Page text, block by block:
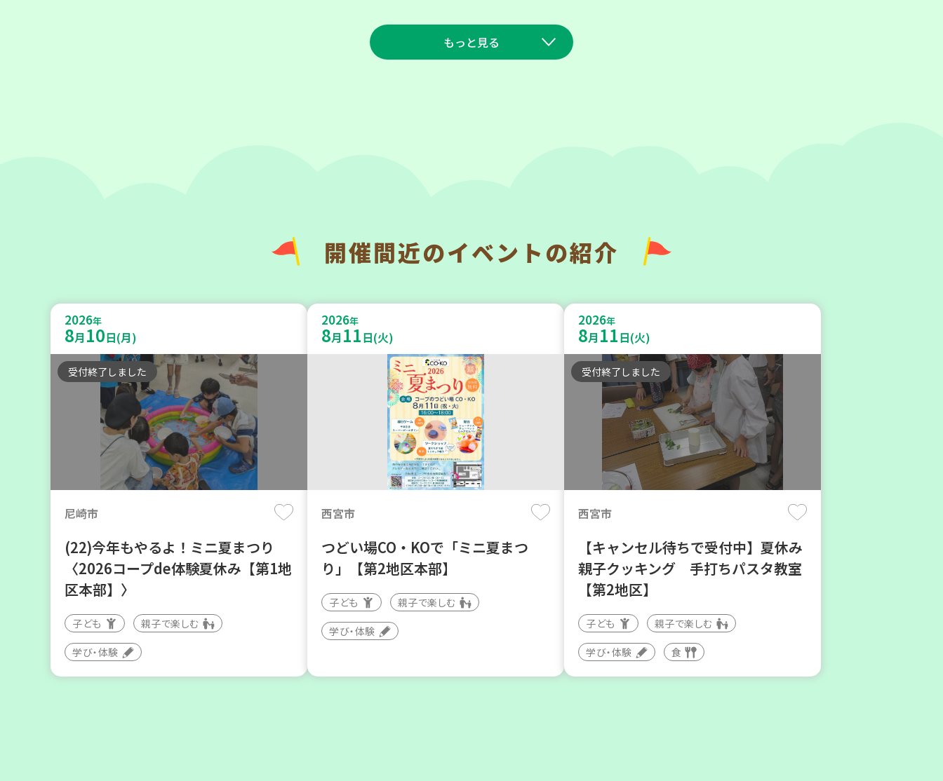
もっと見る
【第3地区本部】涼しい室内で遊ぼ
う♪ 親子で楽しい夏祭り
親子で楽しむ
神戸市東灘区
【第3地区本部】「ふれあいティー
ルームすみれ会」（毎月第2金曜
日）
カフェ・つどい場
神戸市兵庫区
【第3地区本部】こべっこBOSAI(ぼ
うさい)教室～かぞくで楽しくまなぼ
うさい～
学び・体験 平和・防災
年
日(木)
神戸市東灘区
【第3地区本部】住み慣れた地域で
日(木)
神戸市東灘区
【第3地区本部】地域のつどい場で
年
27日(木)
神戸市兵庫区
【第3地区本部】住み慣れた地域で
開催間近のイベントの紹介
2026年
8月 10日(月)
受付終了しました
尼崎市
(22)今年もやるよ！ミニ夏まつり
〈2026コープde体験夏休み【第1地
区本部】〉
子ども 親子で楽しむ
学び・体験
2026年
8月 11日(火)
西宮市
つどい場CO・KOで「ミニ夏まつ
り」【第2地区本部】
子ども 親子で楽しむ
学び・体験
2026年
8月 11日(火)
受付終了しました
西宮市
【キャンセル待ちで受付中】夏休み
親子クッキング 手打ちパスタ教室
【第2地区】
子ども 親子で楽しむ
学び・体験 食